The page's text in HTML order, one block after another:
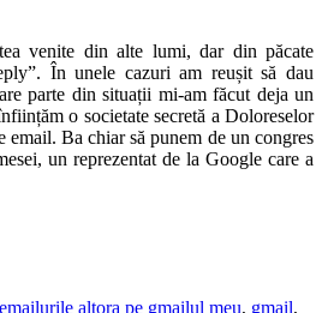
venite din alte lumi, dar din păcate
În unele cazuri am reușit să dau
parte din situații mi-am făcut deja un
o societate secretă a Doloreselor
email. Ba chiar să punem de un congres
un reprezentat de la Google care a
emailurile altora pe gmailul meu, gmail,